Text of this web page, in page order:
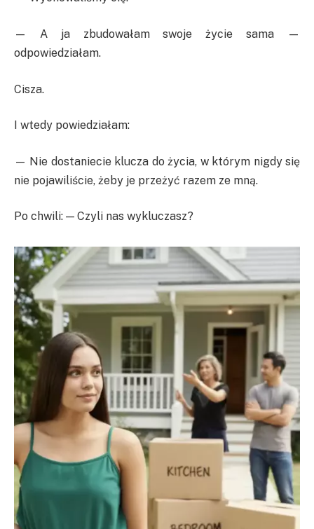
— A ja zbudowałam swoje życie sama —
odpowiedziałam.
Cisza.
I wtedy powiedziałam:
— Nie dostaniecie klucza do życia, w którym nigdy się
nie pojawiliście, żeby je przeżyć razem ze mną.
Po chwili: — Czyli nas wykluczasz?